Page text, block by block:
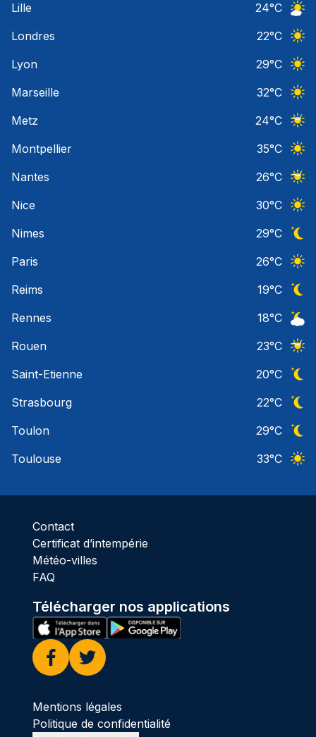
Lille
24°C
Londres
22°C
Lyon
29°C
Marseille
32°C
Metz
24°C
Montpellier
35°C
Nantes
26°C
Nice
30°C
Nimes
29°C
Paris
26°C
Reims
19°C
Rennes
18°C
Rouen
23°C
Saint-Etienne
20°C
Strasbourg
22°C
Toulon
29°C
Toulouse
33°C
Contact
Certificat d’intempérie
Météo-villes
FAQ
Télécharger nos applications
Facebook
Twitter
Mentions légales
Politique de confidentialité